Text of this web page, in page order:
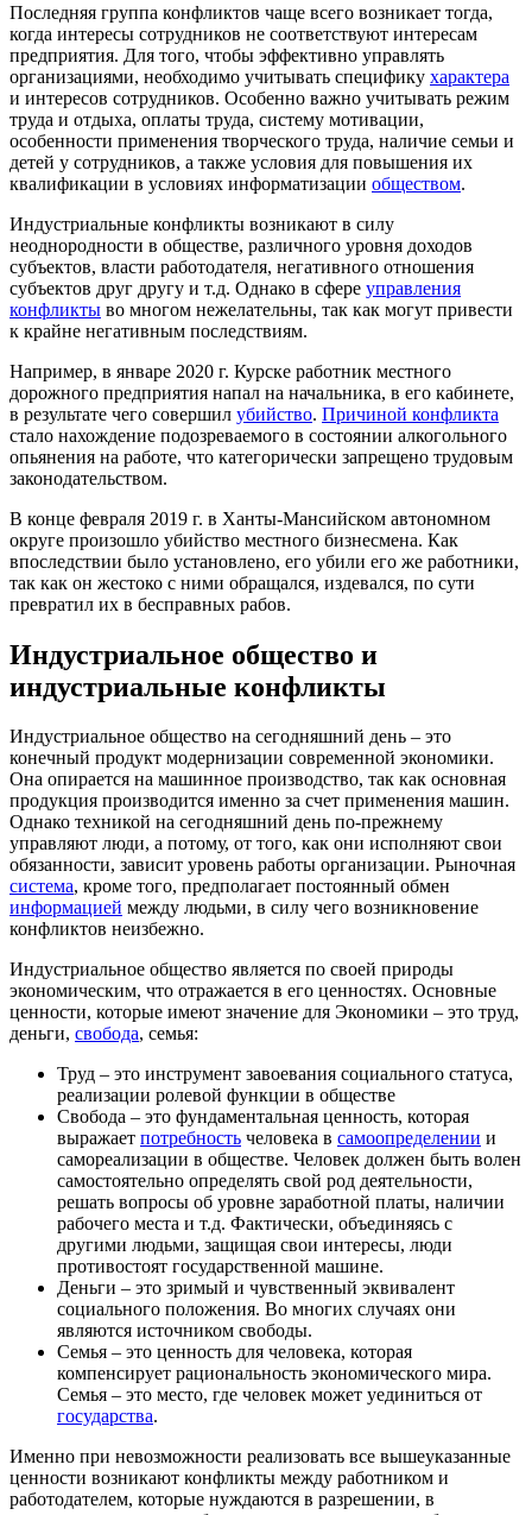
Последняя группа конфликтов чаще всего возникает тогда,
когда интересы сотрудников не соответствуют интересам
предприятия. Для того, чтобы эффективно управлять
организациями, необходимо учитывать специфику характера
и интересов сотрудников. Особенно важно учитывать режим
труда и отдыха, оплаты труда, систему мотивации,
особенности применения творческого труда, наличие семьи и
детей у сотрудников, а также условия для повышения их
квалификации в условиях информатизации обществом.
Индустриальные конфликты возникают в силу
неоднородности в обществе, различного уровня доходов
субъектов, власти работодателя, негативного отношения
субъектов друг другу и т.д. Однако в сфере управления
конфликты во многом нежелательны, так как могут привести
к крайне негативным последствиям.
Например, в январе 2020 г. Курске работник местного
дорожного предприятия напал на начальника, в его кабинете,
в результате чего совершил убийство. Причиной конфликта
стало нахождение подозреваемого в состоянии алкогольного
опьянения на работе, что категорически запрещено трудовым
законодательством.
В конце февраля 2019 г. в Ханты-Мансийском автономном
округе произошло убийство местного бизнесмена. Как
впоследствии было установлено, его убили его же работники,
так как он жестоко с ними обращался, издевался, по сути
превратил их в бесправных рабов.
Индустриальное общество и
индустриальные конфликты
Индустриальное общество на сегодняшний день – это
конечный продукт модернизации современной экономики.
Она опирается на машинное производство, так как основная
продукция производится именно за счет применения машин.
Однако техникой на сегодняшний день по-прежнему
управляют люди, а потому, от того, как они исполняют свои
обязанности, зависит уровень работы организации. Рыночная
система, кроме того, предполагает постоянный обмен
информацией между людьми, в силу чего возникновение
конфликтов неизбежно.
Индустриальное общество является по своей природы
экономическим, что отражается в его ценностях. Основные
ценности, которые имеют значение для Экономики – это труд,
деньги, свобода, семья:
Труд – это инструмент завоевания социального статуса,
реализации ролевой функции в обществе
Свобода – это фундаментальная ценность, которая
выражает потребность человека в самоопределении и
самореализации в обществе. Человек должен быть волен
самостоятельно определять свой род деятельности,
решать вопросы об уровне заработной платы, наличии
рабочего места и т.д. Фактически, объединяясь с
другими людьми, защищая свои интересы, люди
противостоят государственной машине.
Деньги – это зримый и чувственный эквивалент
социального положения. Во многих случаях они
являются источником свободы.
Семья – это ценность для человека, которая
компенсирует рациональность экономического мира.
Семья – это место, где человек может уединиться от
государства.
Именно при невозможности реализовать все вышеуказанные
ценности возникают конфликты между работником и
работодателем, которые нуждаются в разрешении, в